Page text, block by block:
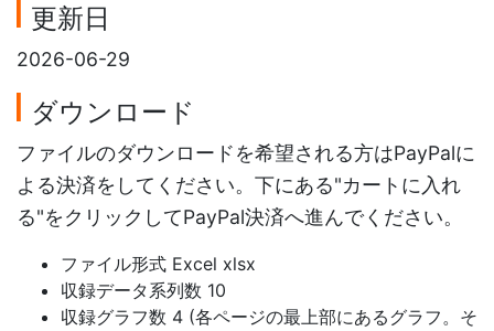
更新日
2026-06-29
ダウンロード
ファイルのダウンロードを希望される方はPayPalに
よる決済をしてください。下にある"カートに入れ
る"をクリックしてPayPal決済へ進んでください。
ファイル形式 Excel xlsx
収録データ系列数 10
収録グラフ数 4 (各ページの最上部にあるグラフ。そ